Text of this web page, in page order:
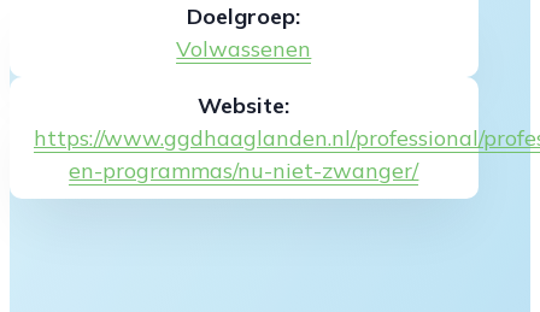
Doelgroep:
Volwassenen
Website:
https://www.ggdhaaglanden.nl/professional/
en-programmas/nu-niet-zwanger/